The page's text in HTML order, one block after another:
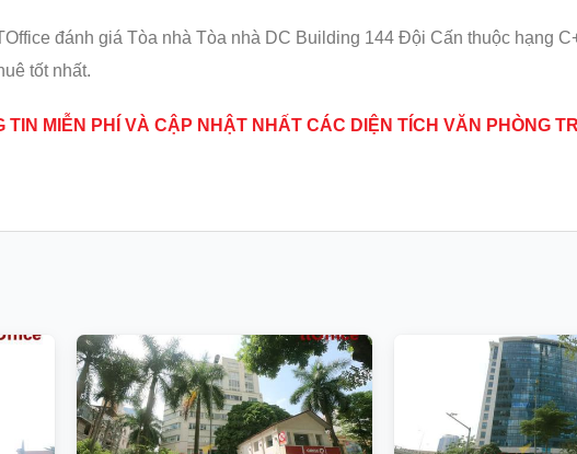
đánh giá Tòa nhà Tòa nhà DC Building 144 Đội Cấn thuộc hạng
tốt nhất.
TIN MIỄN PHÍ VÀ CẬP NHẬT NHẤT CÁC DIỆN TÍCH VĂN PHÒNG